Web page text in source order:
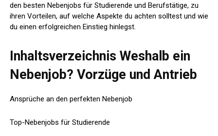
den besten Nebenjobs für Studierende und Berufstätige, zu
ihren Vorteilen, auf welche Aspekte du achten solltest und wie
du einen erfolgreichen Einstieg hinlegst.
Inhaltsverzeichnis Weshalb ein
Nebenjob? Vorzüge und Antrieb
Ansprüche an den perfekten Nebenjob
Top-Nebenjobs für Studierende